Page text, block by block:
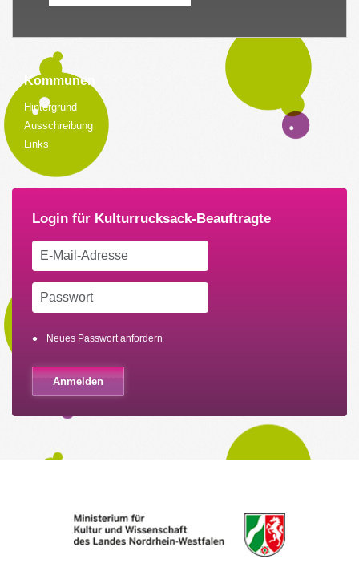
Kommunen
Hintergrund
Ausschreibung
Links
Neues Passwort anfordern